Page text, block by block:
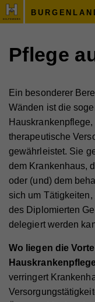
Pflege
Ein besonderer
Wänden ist die
therapeutische
gewährleistet. Sie
dem Krankenhaus,
oder (und) dem
sich um Tätigkeiten,
des Diplomierten
delegiert werden
Wo liegen die
verringert